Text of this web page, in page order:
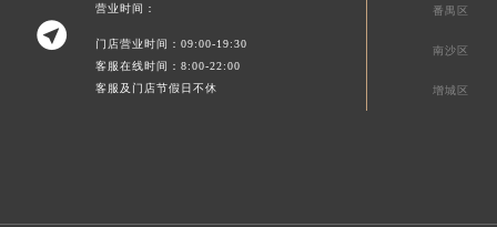

营业时间：
门店营业时间：09:00-19:30
客服在线时间：8:00-22:00
客服及门店节假日不休
番禺区
南沙区
增城区